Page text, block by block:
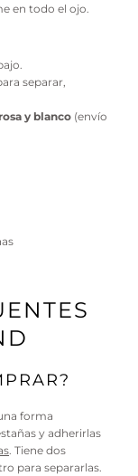
en todo el ojo.
separar,
y blanco (envío
forma
y adherirlas
. Tiene dos
para separarlas.